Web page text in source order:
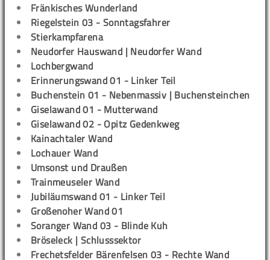
Fränkisches Wunderland
Riegelstein 03 - Sonntagsfahrer
Stierkampfarena
Neudorfer Hauswand | Neudorfer Wand
Lochbergwand
Erinnerungswand 01 - Linker Teil
Buchenstein 01 - Nebenmassiv | Buchensteinchen
Giselawand 01 - Mutterwand
Giselawand 02 - Opitz Gedenkweg
Kainachtaler Wand
Lochauer Wand
Umsonst und Draußen
Trainmeuseler Wand
Jubiläumswand 01 - Linker Teil
Großenoher Wand 01
Soranger Wand 03 - Blinde Kuh
Bröseleck | Schlusssektor
Frechetsfelder Bärenfelsen 03 - Rechte Wand